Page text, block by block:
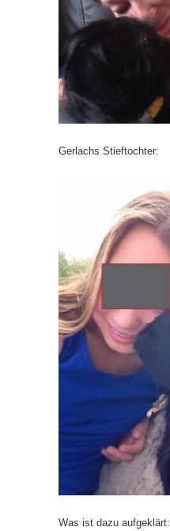
Gerlachs Stieftochter:
Was ist dazu aufgeklärt: